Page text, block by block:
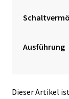
Ausführung
Dieser Artikel